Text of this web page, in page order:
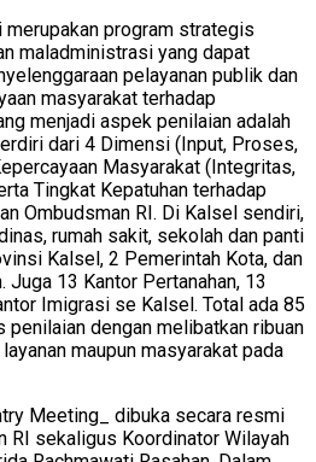
program strategis
maladministrasi yang dapat
pelayanan publik dan
masyarakat terhadap
menjadi aspek penilaian adalah
dari 4 Dimensi (Input, Proses,
Masyarakat (Integritas,
Tingkat Kepatuhan terhadap
Ombudsman RI. Di Kalsel sendiri,
rumah sakit, sekolah dan panti
Kalsel, 2 Pemerintah Kota, dan
Juga 13 Kantor Pertanahan, 13
Imigrasi se Kalsel. Total ada 85
penilaian dengan melibatkan ribuan
maupun masyarakat pada
Meeting_ dibuka secara resmi
RI sekaligus Koordinator Wilayah